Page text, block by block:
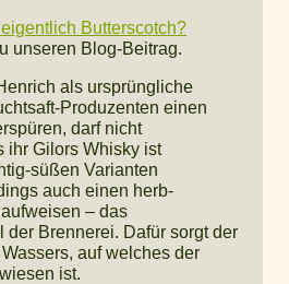
Butterscotch?
unseren Blog-Beitrag.
als ursprüngliche
Produzenten einen
darf nicht
ihr Gilors Whisky ist
süßen Varianten
auch einen herb-
– das
der Brennerei. Dafür sorgt der
auf welches der
ist.